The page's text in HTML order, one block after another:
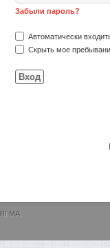
Забыли пароль?
Автоматически
Скрыть мое
ЯГМА